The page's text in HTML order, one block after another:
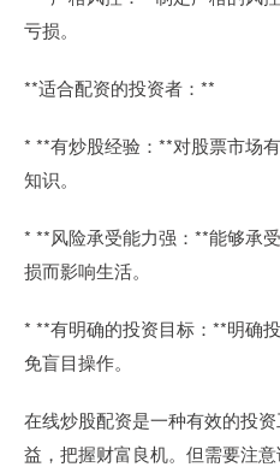
亏损。
**适合配资的投资者：**
* **有炒股经验：**对股票市场
知识。
* **风险承受能力强：**能够承
损而影响生活。
* **有明确的投资目标：**明确
免盲目操作。
在线炒股配资是一种有效的投
益，把握财富良机。但需要注